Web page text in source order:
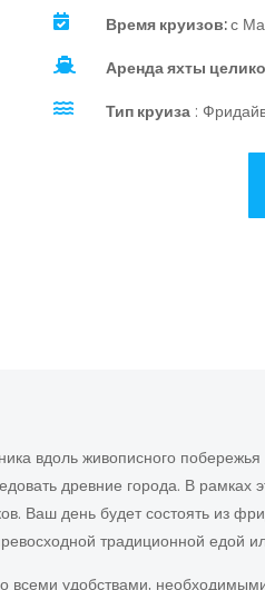
 Время круизов:с
 Аренда яхты
 Тип круиза:
вдоль живописного
древние города. В рамках
Ваш день будет состоять из
традиционной едой
удобствами,